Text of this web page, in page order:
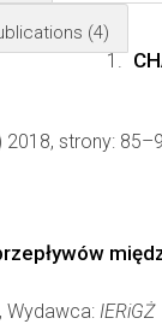
(4)
2018, strony:
Wydawca: IERiGŻ